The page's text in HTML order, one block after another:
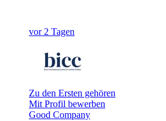
vor 2 Tagen
Zu den Ersten gehören
Mit Profil bewerben
Good Company